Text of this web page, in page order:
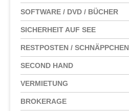
SOFTWARE / DVD / BÜCHER
SICHERHEIT AUF SEE
RESTPOSTEN / SCHNÄPPCHEN
SECOND HAND
VERMIETUNG
BROKERAGE